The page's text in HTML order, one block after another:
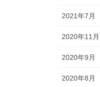
2021年7月
2020年11月
2020年9月
2020年8月